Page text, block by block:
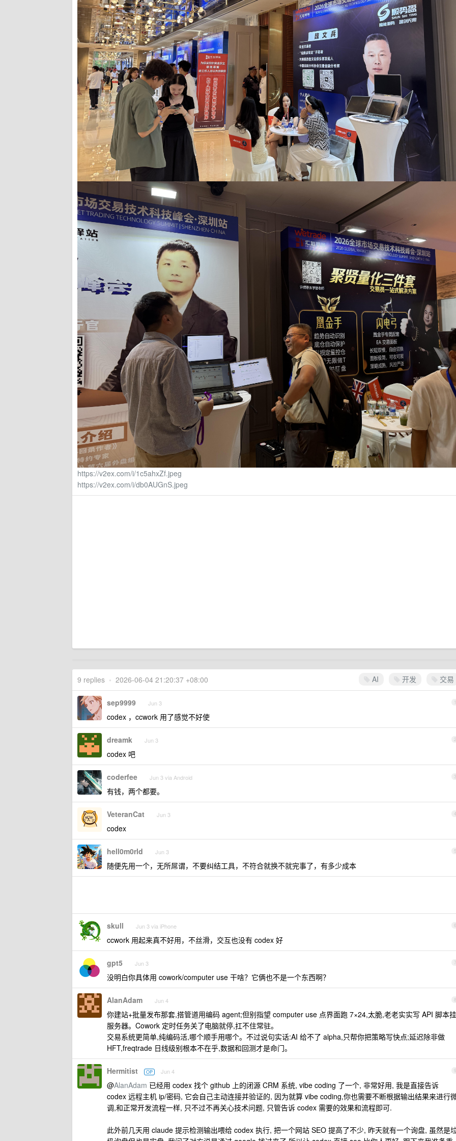
https://v2ex.com/i/1c5ahxZf.jpeg
https://v2ex.com/i/db0AUGnS.jpeg
AI 开发 交易
9 replies • 2026-06-04 21:20:37 +08:00
1
sep9999 Jun 3
codex ，ccwork 用了感觉不好使
2
dreamk Jun 3
codex 吧
3
coderfee Jun 3 via Android
有钱，两个都要。
4
VeteranCat Jun 3
codex
5
hell0m0rld Jun 3
随便先用一个，无所屌谓，不要纠结工具，不符合就换不就完事了，有多少成本
6
skull Jun 3 via iPhone
ccwork 用起来真不好用，不丝滑，交互也没有 codex 好
7
gpt5 Jun 3
没明白你具体用 cowork/computer use 干啥？它俩也不是一个东西啊？
8
AlanAdam Jun 4
你建站+批量发布那套,搭管道用编码 agent;但别指望 computer use 点界面跑 7×24,太脆,老老实实写 API 脚本挂
服务器。Cowork 定时任务关了电脑就停,扛不住常驻。
交易系统更简单,纯编码活,哪个顺手用哪个。不过说句实话:AI 给不了 alpha,只帮你把策略写快点;延迟除非做
HFT,freqtrade 日线级别根本不在乎,数据和回测才是命门。
9
Hermitist OP Jun 4
@AlanAdam 已经用 codex 找个 github 上的闭源 CRM 系统, vibe coding 了一个, 非常好用, 我是直接告诉
codex 远程主机 ip/密码, 它会自己主动连接并验证的, 因为就算 vibe coding,你也需要不断根据输出结果来进行
调,和正常开发流程一样, 只不过不再关心技术问题, 只管告诉 codex 需要的效果和流程即可.
此外前几天用 claude 提示检测输出喂给 codex 执行, 把一个网站 SEO 提高了不少, 昨天就有一个询盘, 虽然是